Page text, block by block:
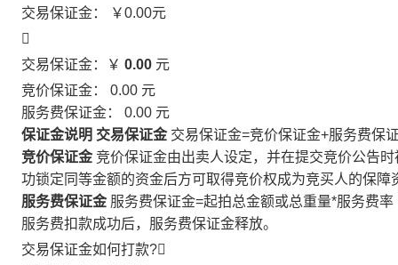
交易保证金：
￥0.00元

交易保证金：￥ 0.00 元
竞价保证金： 0.00 元
服务费保证金： 0.00 元
保证金说明 交易保证金 交易保证金=竞价保证金+服务费保
竞价保证金 竞价保证金由出卖人设定，并在提交竞价公告
功锁定同等金额的资金后方可取得竞价权成为竞买人的保障
服务费保证金 服务费保证金=起拍总金额或总重量*服务费率
服务费扣款成功后，服务费保证金释放。
交易保证金如何打款?